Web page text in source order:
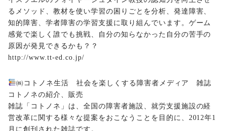
るメソッド、教材を使い学習の困りごとを分析、発達障害、
知的障害、学者障害の学習支援に取り組んでいます。ゲーム
感覚で楽しく誰でも挑戦、自分の知らなかった自分の苦手の
原因が発見できるかも？？
http://www.tt-ed.co.jp/
㈱コトノネ生活 社会を楽しくする障害者メディア 雑誌
コトノネの紹介、販売
雑誌「コトノネ」は、全国の障害者施設、就労支援施設の経
営改革に関する様々な提案をおこなうことを目的に、2012年1
月に創刊された雑誌です。